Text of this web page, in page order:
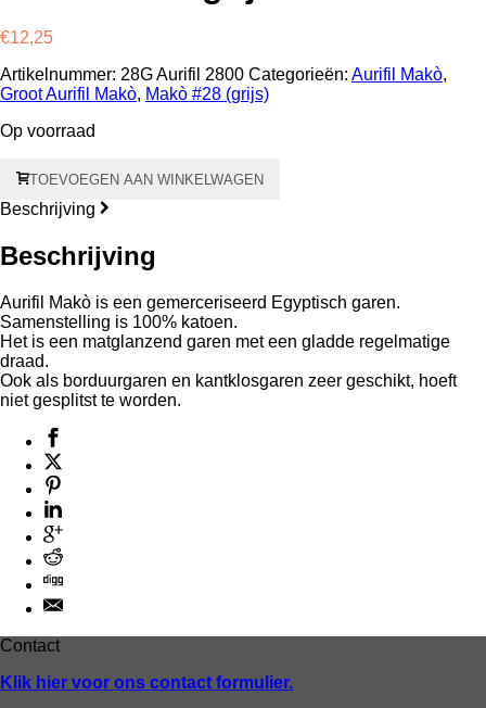
€12,25
Artikelnummer: 28G Aurifil 2800 Categorieën: Aurifil Makò,
Groot Aurifil Makò, Makò #28 (grijs)
Op voorraad
Aurifil
Makò
750
meter
grijze
kern
aantal
TOEVOEGEN AAN WINKELWAGEN
Beschrijving
Beschrijving
Aurifil Makò is een gemerceriseerd Egyptisch garen.
Samenstelling is 100% katoen.
Het is een matglanzend garen met een gladde regelmatige
draad.
Ook als borduurgaren en kantklosgaren zeer geschikt, hoeft
niet gesplitst te worden.
Contact
Klik hier voor ons contact formulier.